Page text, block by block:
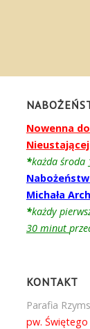
Nowenna
*każda środa
Michała
*każdy
30 minut
KONTAKT
Parafia
pw.